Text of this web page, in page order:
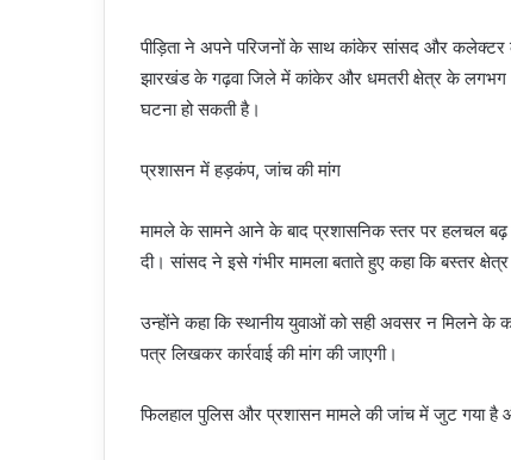
पीड़िता ने अपने परिजनों के साथ कांकेर सांसद और कलेक्टर
झारखंड के गढ़वा जिले में कांकेर और धमतरी क्षेत्र के
घटना हो सकती है।
प्रशासन में हड़कंप, जांच की मांग
मामले के सामने आने के बाद प्रशासनिक स्तर पर हलचल बढ़
दी। सांसद ने इसे गंभीर मामला बताते हुए कहा कि बस्तर
उन्होंने कहा कि स्थानीय युवाओं को सही अवसर न मिलने के
पत्र लिखकर कार्रवाई की मांग की जाएगी।
फिलहाल पुलिस और प्रशासन मामले की जांच में जुट गया है